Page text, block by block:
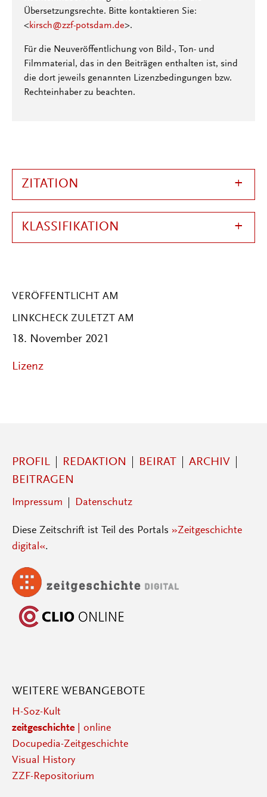
Übersetzungsrechte. Bitte kontaktieren Sie:
<kirsch@zzf-potsdam.de>.
Für die Neuveröffentlichung von Bild-, Ton- und
Filmmaterial, das in den Beiträgen enthalten ist, sind
die dort jeweils genannten Lizenzbedingungen bzw.
Rechteinhaber zu beachten.
ZITATION
KLASSIFIKATION
VERÖFFENTLICHT AM
LINKCHECK ZULETZT AM
18. November 2021
Lizenz
PROFIL REDAKTION BEIRAT
ARCHIV
BEITRAGEN
Impressum Datenschutz
Diese Zeitschrift ist Teil des Portals »Zeitgeschichte
digital«.
WEITERE WEBANGEBOTE
H-Soz-Kult
zeitgeschichte| online
Docupedia-Zeitgeschichte
Visual History
ZZF-Repositorium